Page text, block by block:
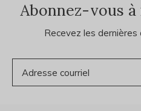
Abonnez-vous
Recevez les